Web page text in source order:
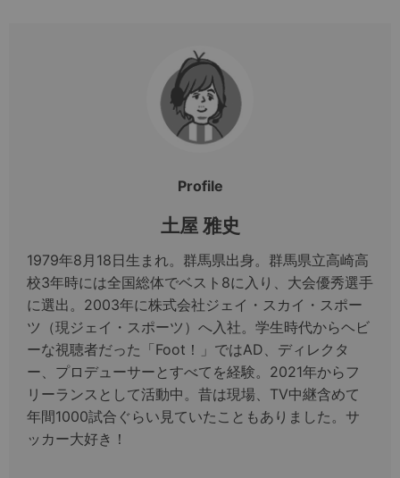
Profile
土屋 雅史
1979年8月18日生まれ。群馬県出身。群馬県立高崎高
校3年時には全国総体でベスト8に入り、大会優秀選手
に選出。2003年に株式会社ジェイ・スカイ・スポー
ツ（現ジェイ・スポーツ）へ入社。学生時代からヘビ
ーな視聴者だった「Foot！」ではAD、ディレクタ
ー、プロデューサーとすべてを経験。2021年からフ
リーランスとして活動中。昔は現場、TV中継含めて
年間1000試合ぐらい見ていたこともありました。サ
ッカー大好き！